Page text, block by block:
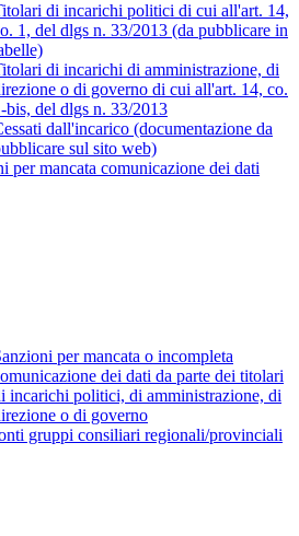
di incarichi politici di cui all'art. 14,
1, del dlgs n. 33/2013 (da pubblicare in
di incarichi di amministrazione, di
o di governo di cui all'art. 14, co.
bis, del dlgs n. 33/2013
dall'incarico (documentazione da
sul sito web)
per mancata comunicazione dei dati
per mancata o incompleta
dei dati da parte dei titolari
incarichi politici, di amministrazione, di
o di governo
gruppi consiliari regionali/provinciali